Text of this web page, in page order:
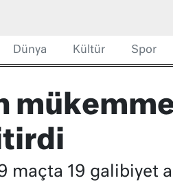
Dünya Kültür Spor
maçta 19 galibiyet